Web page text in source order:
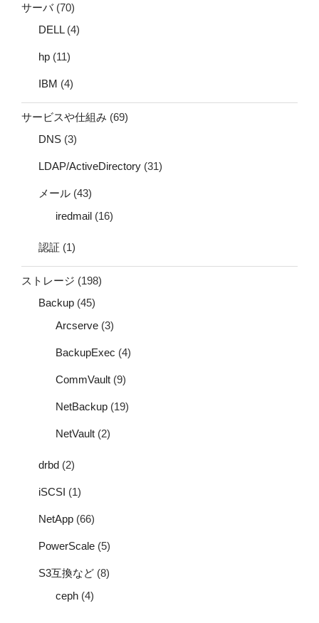
サーバ(70)
DELL(4)
hp (11)
IBM (4)
サービスや仕組み (69)
DNS (3)
LDAP/ActiveDirectory (31)
メール (43)
iredmail (16)
認証 (1)
ストレージ (198)
Backup (45)
Arcserve (3)
BackupExec (4)
CommVault (9)
NetBackup (19)
NetVault (2)
drbd (2)
iSCSI (1)
NetApp (66)
PowerScale (5)
S3互換など (8)
ceph (4)